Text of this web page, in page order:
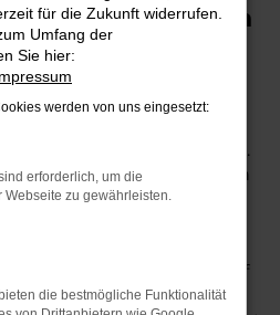
Schmidt + Koch
Service und
Wahl für alle in Syke, die
Fahrzeug suchen.
der Nähe von Syke stehen
Angebot und
Seite. Wir bieten Ihnen
an Seat Modellen,
Beratung, die genau auf
ist.
für die Zukunft widerrufen.
Umfang der
Sie hier:
werden von uns eingesetzt:
erforderlich, um die
Webseite zu gewährleisten.
die bestmögliche Funktionalität